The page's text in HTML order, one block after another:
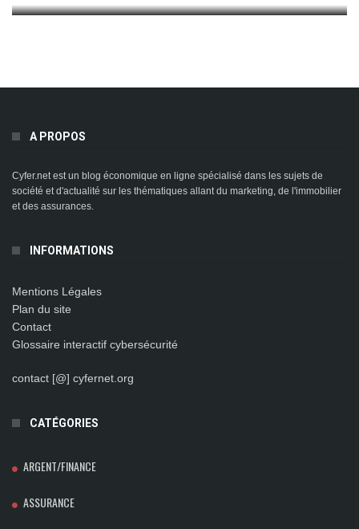
A PROPOS
Cyfer.net est un blog économique en ligne spécialisé dans les sujets de
société et d'actualité sur les thématiques allant du marketing, de l'immobilier
et des assurances.
INFORMATIONS
Mentions Légales
Plan du site
Contact
Glossaire interactif cybersécurité
contact [@] cyfernet.org
CATÉGORIES
ARGENT/FINANCE
ASSURANCE